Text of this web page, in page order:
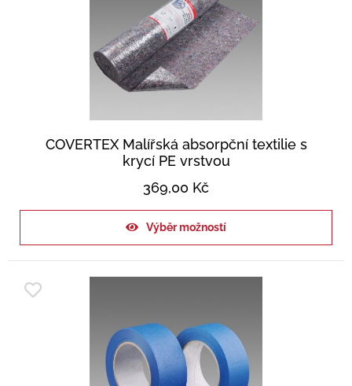
COVERTEX Malířská absorpční textilie s
krycí PE vrstvou
369,00 Kč
Výběr možností